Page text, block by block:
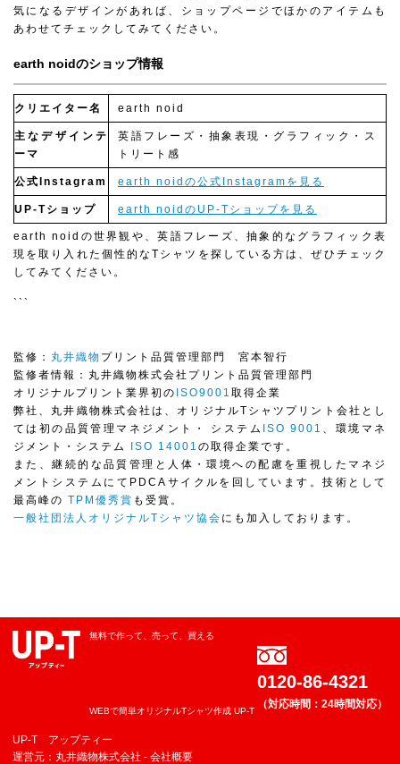
気になるデザインがあれば、ショップページでほかのアイテムも
あわせてチェックしてみてください。
earth noidのショップ情報
クリエイター名 earth noid
主なデザインテ
ーマ
英語フレーズ・抽象表現・グラフィック・ス
トリート感
公式Instagram earth noidの公式Instagramを見る
UP-Tショップ earth noidのUP-Tショップを見る
earth noidの世界観や、英語フレーズ、抽象的なグラフィック表
現を取り入れた個性的なTシャツを探している方は、ぜひチェック
してみてください。
```
監修： 丸井織物 プリント品質管理部門 宮本智行
監修者情報：丸井織物株式会社プリント品質管理部門
オリジナルプリント業界初の ISO9001 取得企業
弊社、丸井織物株式会社は、オリジナルTシャツプリント会社とし
ては初の品質管理マネジメント・ システム ISO 9001 、環境マネ
ジメント・システム
ISO 14001 の取得企業です。
また、継続的な品質管理と人体・環境への配慮を重視したマネジ
メントシステムにてPDCAサイクルを回しています。技術として
最高峰の TPM優秀賞 も受賞。
一般社団法人オリジナルTシャツ協会 にも加入しております。
無料で作って、売って、買える
WEBで簡単オリジナルTシャツ作成 UP-T
0120-86-4321
（対応時間：24時間対応）
UP-T アップティー
運営元：丸井織物株式会社 - 会社概要